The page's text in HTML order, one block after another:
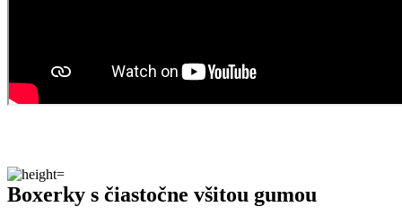
Boxerky s čiastočne všitou gumou